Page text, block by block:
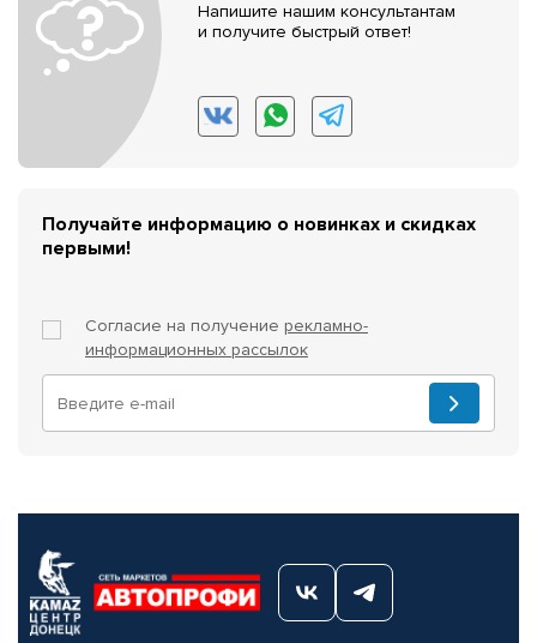
Напишите нашим консультантам
и получите быстрый ответ!
Получайте информацию о новинках и скидках
первыми!
Согласие на получение рекламно-
информационных рассылок